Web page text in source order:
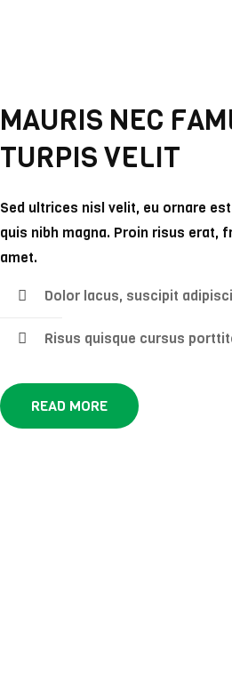
MAURIS NEC
TURPIS VELIT
Sed ultrices nisl velit, eu ornare
quis nibh magna. Proin risus erat,
amet.
Dolor lacus, suscipit
Risus quisque cursus
READ MORE